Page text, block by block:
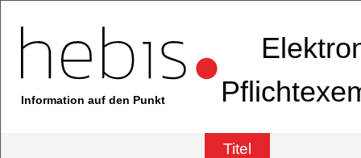
Information auf den Punkt
Titel